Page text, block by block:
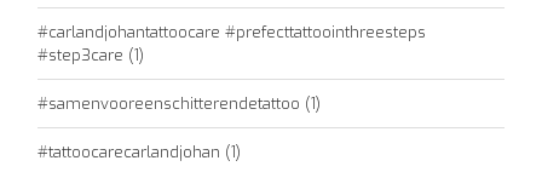
#carlandjohantattoocare #prefecttattoointhreesteps
#step3care (1)
#samenvooreenschitterendetattoo (1)
#tattoocarecarlandjohan (1)